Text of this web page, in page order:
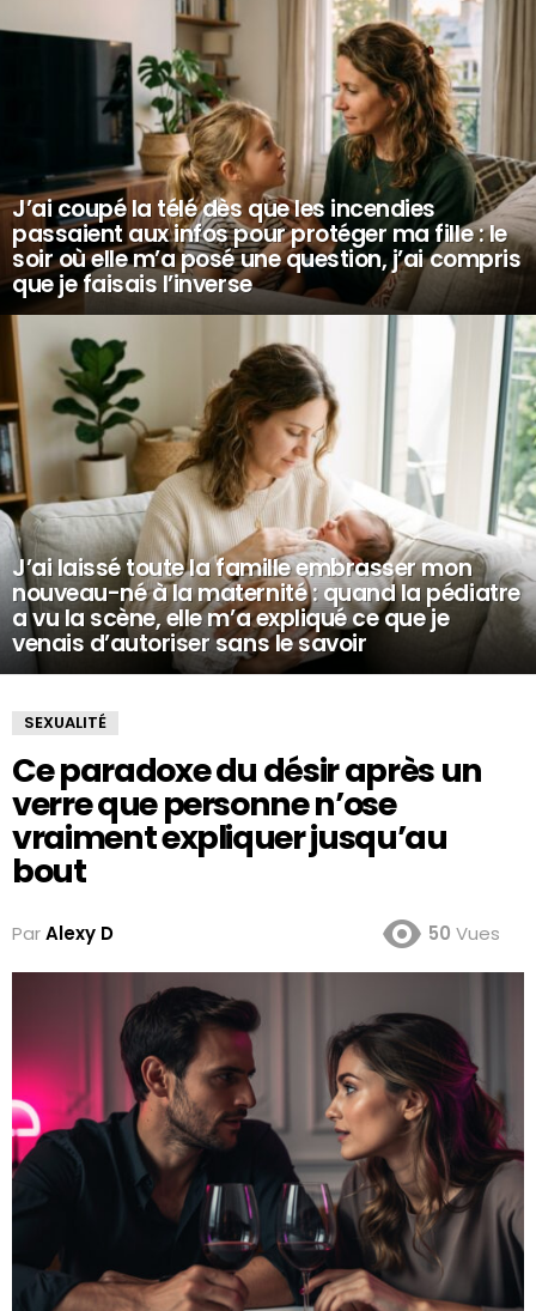
J’ai coupé la télé dès que les incendies
passaient aux infos pour protéger ma fille : le
soir où elle m’a posé une question, j’ai compris
que je faisais l’inverse
J’ai laissé toute la famille embrasser mon
nouveau-né à la maternité : quand la pédiatre
a vu la scène, elle m’a expliqué ce que je
venais d’autoriser sans le savoir
SEXUALITÉ
Ce paradoxe du désir après un
verre que personne n’ose
vraiment expliquer jusqu’au
bout
ParAlexy D 50 Vues